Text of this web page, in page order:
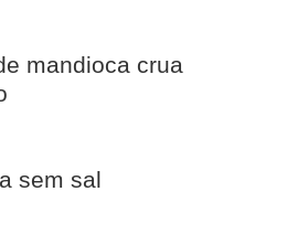
mandioca crua
sem sal